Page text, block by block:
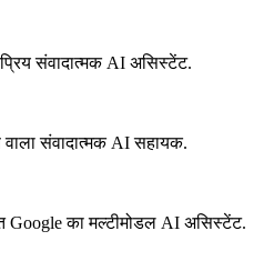
संवादात्मक AI असिस्टेंट.
वाला संवादात्मक AI सहायक.
Google का मल्टीमोडल AI असिस्टेंट.